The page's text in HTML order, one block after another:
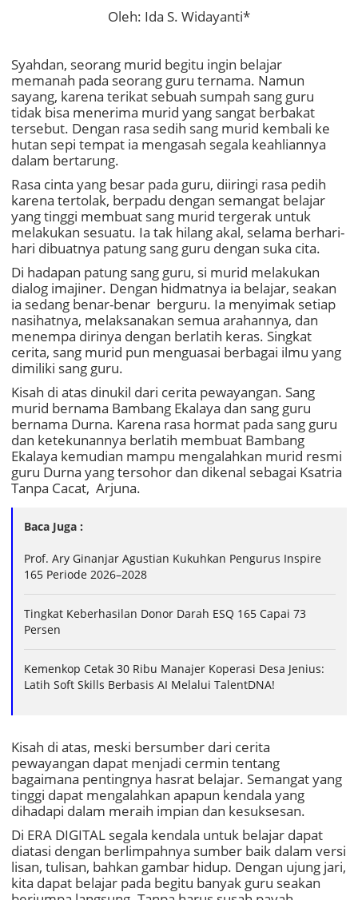
Oleh: Ida S. Widayanti*
Syahdan, seorang murid begitu ingin belajar
memanah pada seorang guru ternama. Namun
sayang, karena terikat sebuah sumpah sang guru
tidak bisa menerima murid yang sangat berbakat
tersebut. Dengan rasa sedih sang murid kembali ke
hutan sepi tempat ia mengasah segala keahliannya
dalam bertarung.
Rasa cinta yang besar pada guru, diiringi rasa pedih
karena tertolak, berpadu dengan semangat belajar
yang tinggi membuat sang murid tergerak untuk
melakukan sesuatu. Ia tak hilang akal, selama berhari-
hari dibuatnya patung sang guru dengan suka cita.
Di hadapan patung sang guru, si murid melakukan
dialog imajiner. Dengan hidmatnya ia belajar, seakan
ia sedang benar-benar berguru. Ia menyimak setiap
nasihatnya, melaksanakan semua arahannya, dan
menempa dirinya dengan berlatih keras. Singkat
cerita, sang murid pun menguasai berbagai ilmu yang
dimiliki sang guru.
Kisah di atas dinukil dari cerita pewayangan. Sang
murid bernama Bambang Ekalaya dan sang guru
bernama Durna. Karena rasa hormat pada sang guru
dan ketekunannya berlatih membuat Bambang
Ekalaya kemudian mampu mengalahkan murid resmi
guru Durna yang tersohor dan dikenal sebagai Ksatria
Tanpa Cacat, Arjuna.
Baca Juga :
Prof. Ary Ginanjar Agustian Kukuhkan Pengurus Inspire
165 Periode 2026–2028
Tingkat Keberhasilan Donor Darah ESQ 165 Capai 73
Persen
Kemenkop Cetak 30 Ribu Manajer Koperasi Desa Jenius:
Latih Soft Skills Berbasis AI Melalui TalentDNA!
Kisah di atas, meski bersumber dari cerita
pewayangan dapat menjadi cermin tentang
bagaimana pentingnya hasrat belajar. Semangat yang
tinggi dapat mengalahkan apapun kendala yang
dihadapi dalam meraih impian dan kesuksesan.
Di ERA DIGITAL segala kendala untuk belajar dapat
diatasi dengan berlimpahnya sumber baik dalam versi
lisan, tulisan, bahkan gambar hidup. Dengan ujung jari,
kita dapat belajar pada begitu banyak guru seakan